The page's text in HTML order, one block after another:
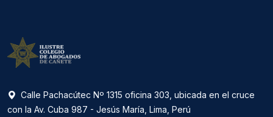
Calle Pachacútec Nº 1315 oficina 303, ubicada en el cruce
con la Av. Cuba 987 - Jesús María, Lima, Perú